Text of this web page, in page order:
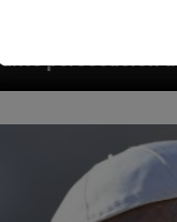
judíos